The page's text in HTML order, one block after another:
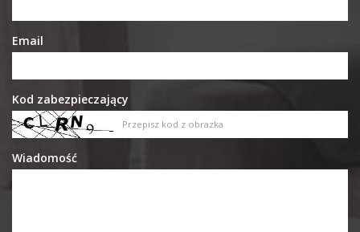
Email
Kod zabezpieczający
Wiadomość